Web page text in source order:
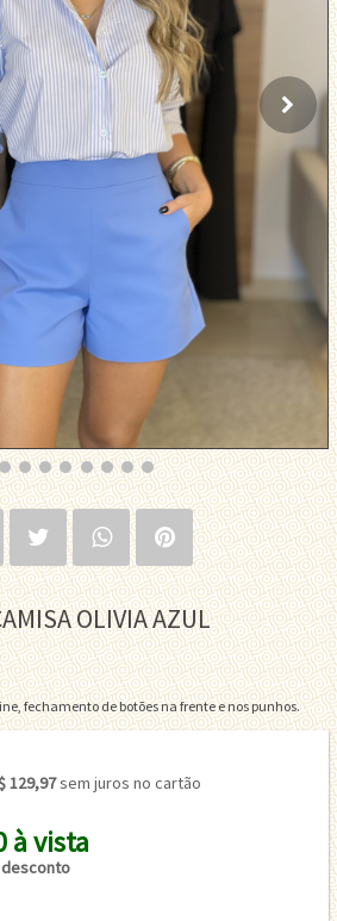
OLIVIA AZUL
fechamento de botões na frente e nos punhos.
129,97 sem juros no cartão
à vista